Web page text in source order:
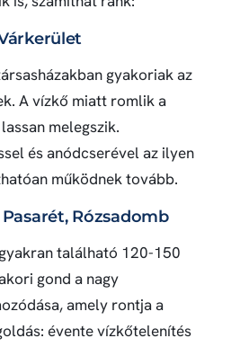
gyakoriak az
A vízkő miatt romlik a
melegszik.
és anódcserével az ilyen
működnek tovább.
Rózsadomb
található 120-150
gond a nagy
amely rontja a
évente vízkőtelenítés